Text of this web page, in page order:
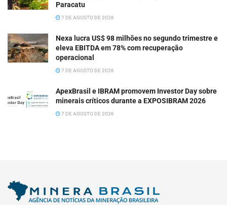
Paracatu
7 DE AGOSTO DE 2026
Nexa lucra US$ 98 milhões no segundo trimestre e
eleva EBITDA em 78% com recuperação
operacional
7 DE AGOSTO DE 2026
ApexBrasil e IBRAM promovem Investor Day sobre
minerais críticos durante a EXPOSIBRAM 2026
7 DE AGOSTO DE 2026